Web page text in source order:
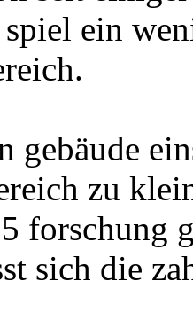
spiel ein
gebäude
zu
forschung
sich die